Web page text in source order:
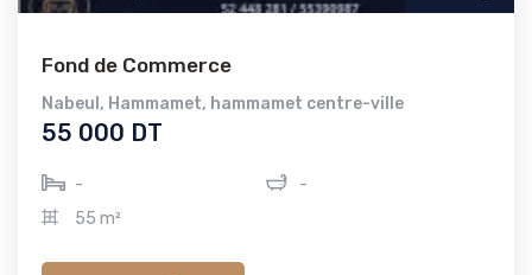
Fond de Commerce
Nabeul , Hammamet, hammamet centre-ville
55 000 DT
-
-
55 m²